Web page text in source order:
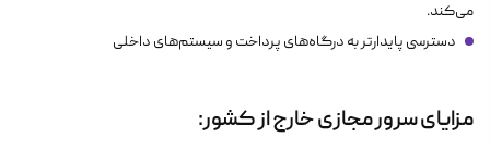
می‌کند.
دسترسی پایدارتر به درگاه‌های پرداخت و سیستم‌های داخلی
مزایای سرور مجازی خارج از کشور: